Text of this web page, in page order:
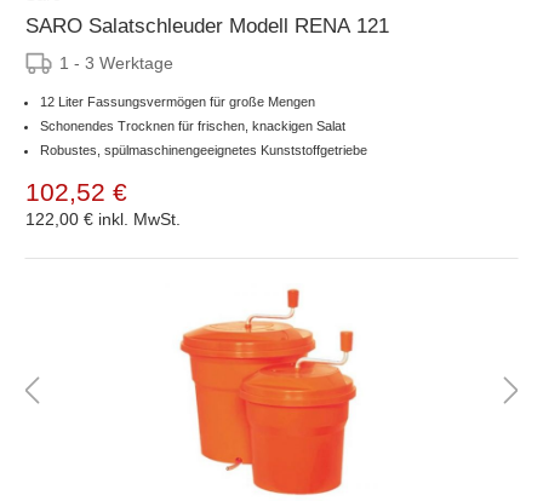
SARO Salatschleuder Modell RENA 121
1 - 3 Werktage
12 Liter Fassungsvermögen für große Mengen
Schonendes Trocknen für frischen, knackigen Salat
Robustes, spülmaschinengeeignetes Kunststoffgetriebe
102,52 €
122,00 € inkl. MwSt.